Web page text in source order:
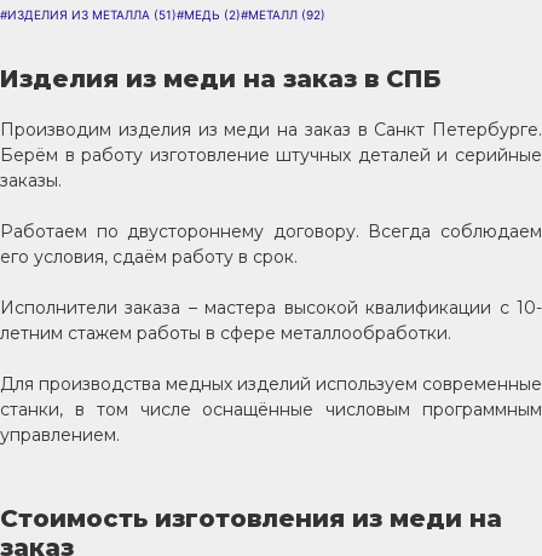
#ИЗДЕЛИЯ ИЗ МЕТАЛЛА (51)#МЕДЬ (2)#МЕТАЛЛ (92)
Изделия из меди на заказ в СПБ
Производим изделия из меди на заказ в Санкт Петербурге.
Берём в работу изготовление штучных деталей и серийные
заказы.
Работаем по двустороннему договору. Всегда соблюдаем
его условия, сдаём работу в срок.
Исполнители заказа – мастера высокой квалификации с 10-
летним стажем работы в сфере металлообработки.
Для производства медных изделий используем современные
станки, в том числе оснащённые числовым программным
управлением.
Стоимость изготовления из меди на
заказ